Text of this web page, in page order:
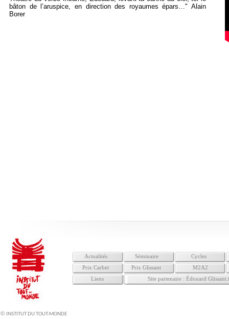
© INSTITUT DU TOUT-MONDE
Actualités Séminaire
Cycles
Prix Carbet
Prix Glissant
M2A2
Site partenaire : Édouard
Liens
bâton de l’aruspice, en direction des royaumes épars…" Alain
Borer